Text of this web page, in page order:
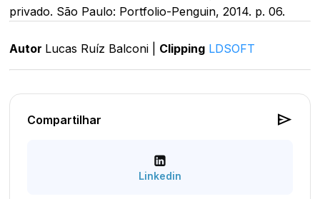
privado. São Paulo: Portfolio-Penguin, 2014. p. 06.
Autor Lucas Ruíz Balconi | Clipping LDSOFT
Compartilhar send
Linkedin